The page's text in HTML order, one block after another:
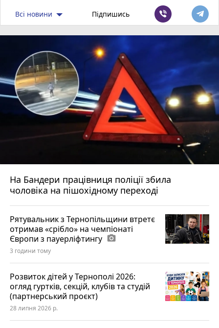
Всі новини Підпишись
На Бандери працівниця поліції збила
чоловіка на пішохідному переході
Рятувальник з Тернопільщини втретє
отримав «срібло» на чемпіонаті
Європи з пауерліфтингу photo_camera
3 години тому
Розвиток дітей у Тернополі 2026:
огляд гуртків, секцій, клубів та студій
(партнерський проєкт)
28 липня 2026 р.